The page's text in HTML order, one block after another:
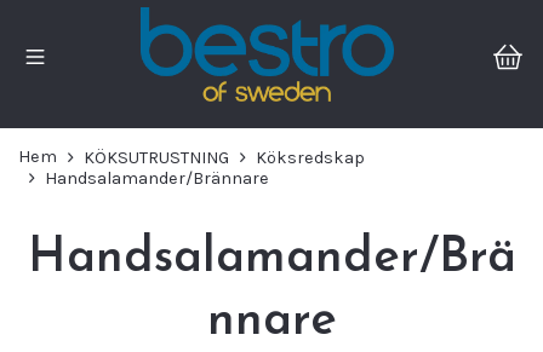
Hem KÖKSUTRUSTNING
Köksredskap
Handsalamander/Brännare
Handsalamander/Brä
nnare